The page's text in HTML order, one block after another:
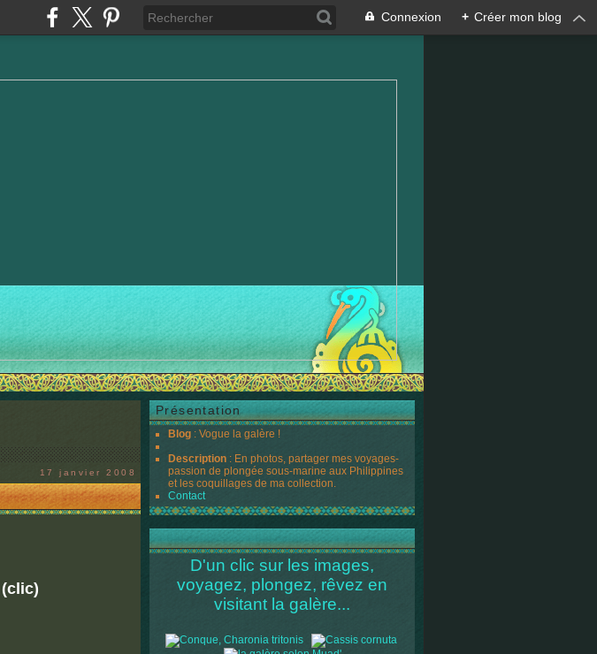
Connexion + Créer mon blog
17 janvier 2008
(clic)
Présentation
Blog : Vogue la galère !
Description : En photos, partager mes voyages-
passion de plongée sous-marine aux Philippines
et les coquillages de ma collection.
Contact
D'un clic sur les images,
voyagez, plongez, rêvez en
visitant la galère...